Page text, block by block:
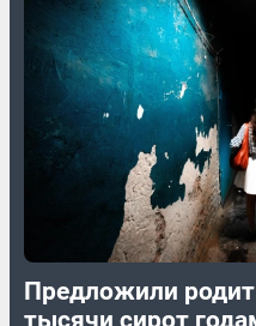
Предложили
тысячи сирот